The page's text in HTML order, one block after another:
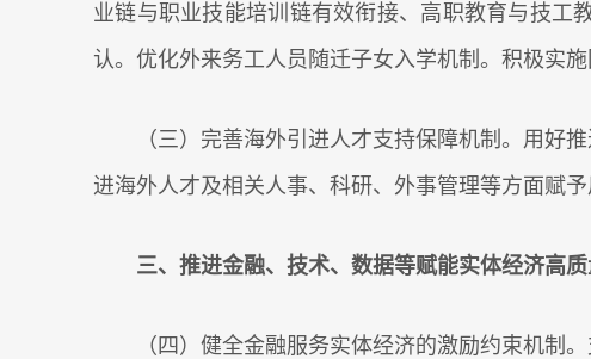
业链与职业技能培训链有效衔接、高职教育与技工
认。优化外来务工人员随迁子女入学机制。积极实
（三）完善海外引进人才支持保障机制。用好推
进海外人才及相关人事、科研、外事管理等方面赋予
三、推进金融、技术、数据等赋能实体经济高质
（四）健全金融服务实体经济的激励约束机制。